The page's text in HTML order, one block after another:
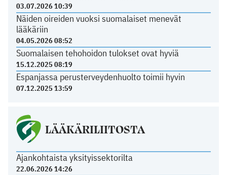
03.07.2026 10:39
Näiden oireiden vuoksi suomalaiset menevät
lääkäriin
04.05.2026 08:52
Suomalaisen tehohoidon tulokset ovat hyviä
15.12.2025 08:19
Espanjassa perusterveydenhuolto toimii hyvin
07.12.2025 13:59
LÄÄKÄRILIITOSTA
Ajankohtaista yksityissektorilta
22.06.2026 14:26